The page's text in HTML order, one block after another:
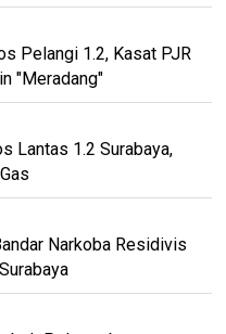
Pelangi 1.2, Kasat PJR
"Meradang"
Lantas 1.2 Surabaya,
Narkoba Residivis